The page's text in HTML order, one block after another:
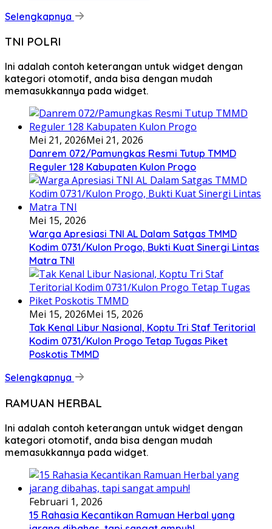
Selengkapnya
TNI POLRI
Ini adalah contoh keterangan untuk widget dengan
kategori otomotif, anda bisa dengan mudah
memasukkannya pada widget.
Mei 21, 2026Mei 21, 2026
Danrem 072/Pamungkas Resmi Tutup TMMD
Reguler 128 Kabupaten Kulon Progo
Mei 15, 2026
Warga Apresiasi TNI AL Dalam Satgas TMMD
Kodim 0731/Kulon Progo, Bukti Kuat Sinergi Lintas
Matra TNI
Mei 15, 2026Mei 15, 2026
Tak Kenal Libur Nasional, Koptu Tri Staf Teritorial
Kodim 0731/Kulon Progo Tetap Tugas Piket
Poskotis TMMD
Selengkapnya
RAMUAN HERBAL
Ini adalah contoh keterangan untuk widget dengan
kategori otomotif, anda bisa dengan mudah
memasukkannya pada widget.
Februari 1, 2026
15 Rahasia Kecantikan Ramuan Herbal yang